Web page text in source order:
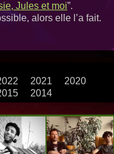
Jules et moi”.
alors elle l’a fait.
2021
2020
2014